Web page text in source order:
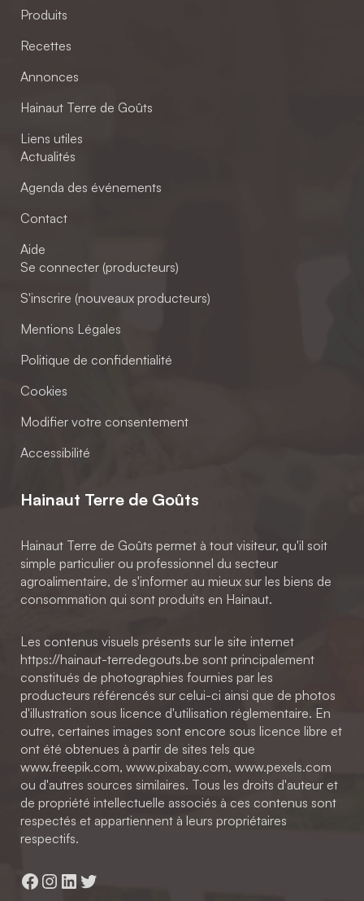
Produits
Recettes
Annonces
Hainaut Terre de Goûts
Liens utiles
Actualités
Agenda des événements
Contact
Aide
Se connecter (producteurs)
S'inscrire (nouveaux producteurs)
Mentions Légales
Politique de confidentialité
Cookies
Modifier votre consentement
Accessibilité
Hainaut Terre de Goûts
Hainaut Terre de Goûts permet à tout visiteur, qu'il soit
simple particulier ou professionnel du secteur
agroalimentaire, de s'informer au mieux sur les biens de
consommation qui sont produits en Hainaut.
Les contenus visuels présents sur le site internet
https://hainaut-terredegouts.be sont principalement
constitués de photographies fournies par les
producteurs référencés sur celui-ci ainsi que de photos
d'illustration sous licence d'utilisation réglementaire. En
outre, certaines images sont encore sous licence libre et
ont été obtenues à partir de sites tels que
www.freepik.com, www.pixabay.com, www.pexels.com
ou d'autres sources similaires. Tous les droits d'auteur et
de propriété intellectuelle associés à ces contenus sont
respectés et appartiennent à leurs propriétaires
respectifs.
Facebook
Instagram
LinkedIn
Twitter